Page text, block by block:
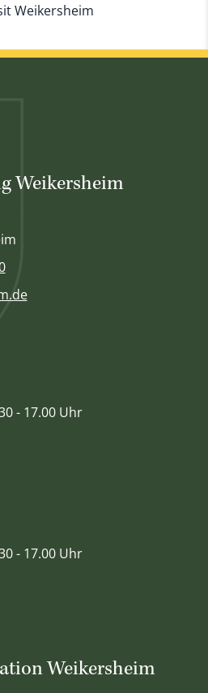
Weikersheim
Weikersheim
- 17.00 Uhr
- 17.00 Uhr
Weikersheim